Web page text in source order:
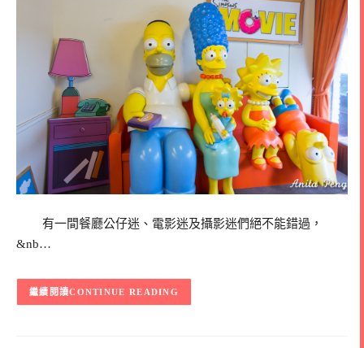
有一間餐廳公仔迷、電影迷及攝影迷們絕不能錯過，
&nb…
CONTINUE READING